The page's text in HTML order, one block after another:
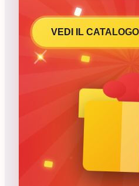
VEDI IL